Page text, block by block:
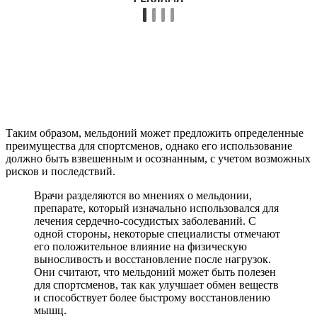
Таким образом, мельдоний может предложить определенные
преимущества для спортсменов, однако его использование
должно быть взвешенным и осознанным, с учетом возможных
рисков и последствий.
Врачи разделяются во мнениях о мельдонии,
препарате, который изначально использовался для
лечения сердечно-сосудистых заболеваний. С
одной стороны, некоторые специалисты отмечают
его положительное влияние на физическую
выносливость и восстановление после нагрузок.
Они считают, что мельдоний может быть полезен
для спортсменов, так как улучшает обмен веществ
и способствует более быстрому восстановлению
мышц.